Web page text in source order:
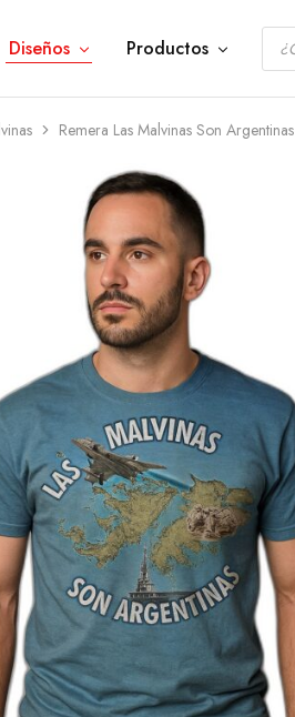
Diseños Productos
Remera Las Malvinas Son Argentinas